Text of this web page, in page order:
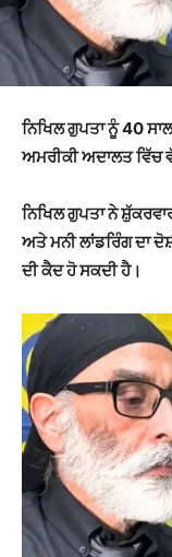
ਨਿਖਿਲ ਗੁਪਤਾ ਨੂੰ 40
ਅਮਰੀਕੀ ਅਦਾਲਤ ਵਿੱਚ
ਨਿਖਿਲ ਗੁਪਤਾ ਨੇ
ਅਤੇ ਮਨੀ ਲਾਂਡਰਿੰਗ ਦਾ
ਦੀ ਕੈਦ ਹੋ ਸਕਦੀ ਹੈ।